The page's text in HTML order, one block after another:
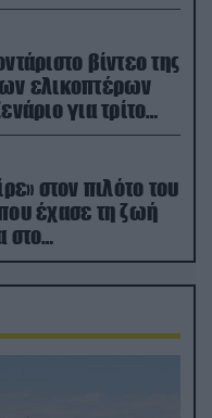
βίντεο της
ελικοπτέρων
για τρίτο
στον πιλότο του
έχασε τη ζωή
στο
Ριτσώνας